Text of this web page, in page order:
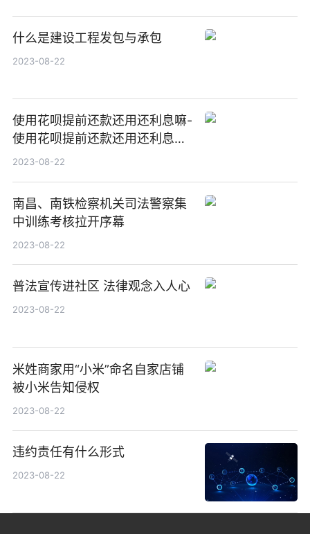
什么是建设工程发包与承包
2023-08-22
使用花呗提前还款还用还利息嘛-
使用花呗提前还款还用还利息嘛
怎么回事
2023-08-22
南昌、南铁检察机关司法警察集
中训练考核拉开序幕
2023-08-22
普法宣传进社区 法律观念入人心
2023-08-22
米姓商家用“小米”命名自家店铺
被小米告知侵权
2023-08-22
违约责任有什么形式
2023-08-22